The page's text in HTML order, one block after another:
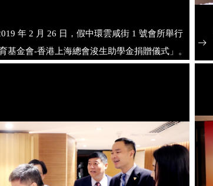
年 2 月 26 日，假中環雲咸街 1 號會所舉行
基金會-香港上海總會浚生助學金捐贈儀式」。